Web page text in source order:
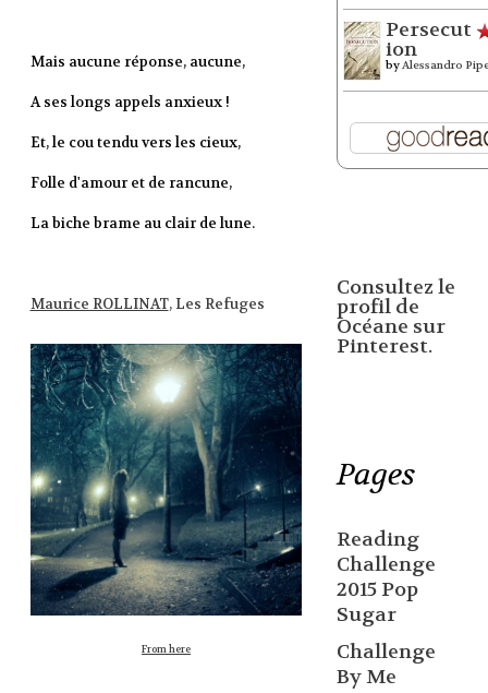
Mais aucune réponse, aucune,
A ses longs appels anxieux !
Et, le cou tendu vers les cieux,
Folle d'amour et de rancune,
La biche brame au clair de lune.
Maurice ROLLINAT,Les Refuges
From here
Persecut
ion
byAlessandro
Consultez le
profil de
Océane sur
Pinterest.
Pages
Reading
Challenge
2015 Pop
Sugar
Challenge
By Me